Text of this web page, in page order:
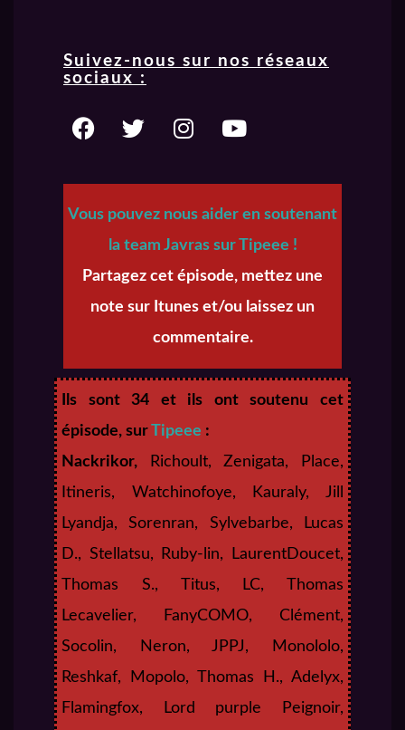
Suivez-nous sur nos réseaux
sociaux :
Vous pouvez nous aider en soutenant
la team Javras sur Tipeee !
Partagez cet épisode, mettez une
note sur Itunes et/ou laissez un
commentaire.
Ils sont 34 et ils ont soutenu cet
épisode, surTipeee :
Nackrikor, Richoult, Zenigata, Place,
Itineris, Watchinofoye, Kauraly, Jill
Lyandja, Sorenran, Sylvebarbe, Lucas
D., Stellatsu, Ruby-lin, LaurentDoucet,
Thomas S., Titus, LC, Thomas
Lecavelier, FanyCOMO, Clément,
Socolin, Neron, JPPJ, Monololo,
Reshkaf, Mopolo, Thomas H., Adelyx,
Flamingfox, Lord purple Peignoir,